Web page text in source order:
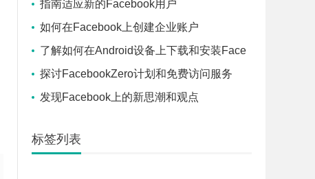
架和技术
指南适应新的Facebook用户
如何在Facebook上创建企业账户
了解如何在Android设备上下载和安装Face
book应用程序
探讨FacebookZero计划和免费访问服务
发现Facebook上的新思潮和观点
标签列表